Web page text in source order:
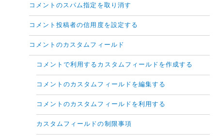
コメントのスパム指定を取り消す
コメント投稿者の信用度を設定する
コメントのカスタムフィールド
コメントで利用するカスタムフィールドを作成する
コメントのカスタムフィールドを編集する
コメントのカスタムフィールドを利用する
カスタムフィールドの制限事項